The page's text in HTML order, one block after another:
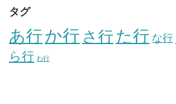
タグ
あ行か行 さ行た行 な行
ら行 わ行